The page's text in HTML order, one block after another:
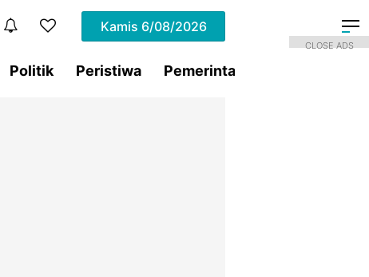
Kamis 6/08/2026
Politik Peristiwa Pemerintahan
CLOSE ADS